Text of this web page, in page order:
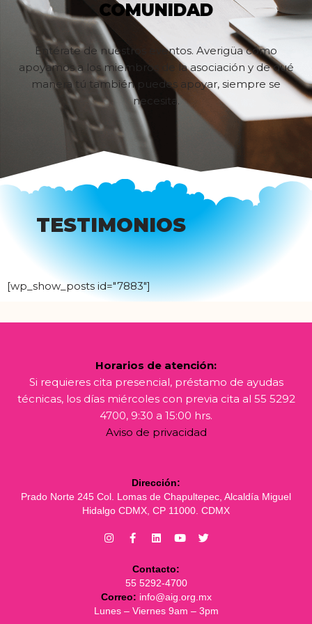
COMUNIDAD
Entérate de nuestros eventos. Averigüa cómo
apoyamos a los miembros de la asociación y de qué
manera tú también puedes apoyar, siempre se
necesita.
TESTIMONIOS
[wp_show_posts id="7883"]
Horarios de atención:
Si requieres cita presencial, préstamo de ayudas
técnicas, los días miércoles con previa cita al 55 5292
4700, 9:30 a 15:00 hrs.
Aviso de privacidad
Dirección:
Prado Norte 245 Col. Lomas de Chapultepec, Alcaldía Miguel
Hidalgo CDMX, CP 11000. CDMX
Contacto:
55 5292-4700
Correo: info@aig.org.mx
Lunes – Viernes 9am – 3pm